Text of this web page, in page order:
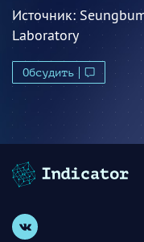
Источник:
Laboratory
Обсудить